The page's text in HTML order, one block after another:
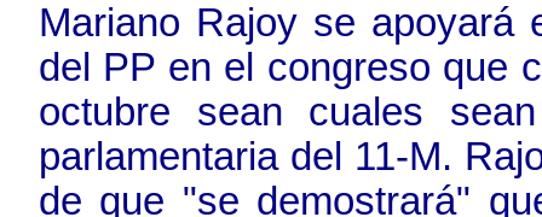
Mariano Rajoy se apoyará
del PP en el congreso que
octubre sean cuales
parlamentaria del 11-M.
de que "se demostrará"